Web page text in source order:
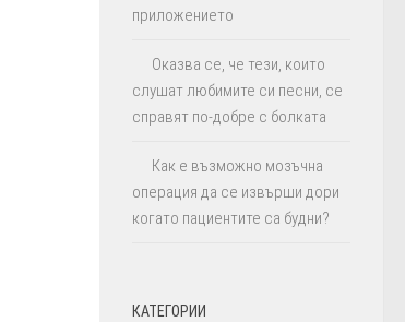
приложението
Оказва се, че тези, които
слушат любимите си песни, се
справят по-добре с болката
Как е възможно мозъчна
операция да се извърши дори
когато пациентите са будни?
КАТЕГОРИИ